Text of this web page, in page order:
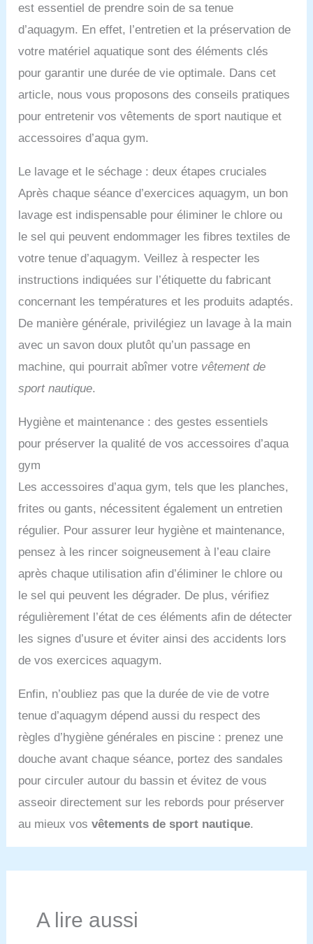
est essentiel de prendre soin de sa tenue
d’aquagym. En effet, l’entretien et la préservation de
votre matériel aquatique sont des éléments clés
pour garantir une durée de vie optimale. Dans cet
article, nous vous proposons des conseils pratiques
pour entretenir vos vêtements de sport nautique et
accessoires d’aqua gym.
Le lavage et le séchage : deux étapes cruciales
Après chaque séance d’exercices aquagym, un bon
lavage est indispensable pour éliminer le chlore ou
le sel qui peuvent endommager les fibres textiles de
votre tenue d’aquagym. Veillez à respecter les
instructions indiquées sur l’étiquette du fabricant
concernant les températures et les produits adaptés.
De manière générale, privilégiez un lavage à la main
avec un savon doux plutôt qu’un passage en
machine, qui pourrait abîmer votre vêtement de
sport nautique.
Hygiène et maintenance : des gestes essentiels
pour préserver la qualité de vos accessoires d’aqua
gym
Les accessoires d’aqua gym, tels que les planches,
frites ou gants, nécessitent également un entretien
régulier. Pour assurer leur hygiène et maintenance,
pensez à les rincer soigneusement à l’eau claire
après chaque utilisation afin d’éliminer le chlore ou
le sel qui peuvent les dégrader. De plus, vérifiez
régulièrement l’état de ces éléments afin de détecter
les signes d’usure et éviter ainsi des accidents lors
de vos exercices aquagym.
Enfin, n’oubliez pas que la durée de vie de votre
tenue d’aquagym dépend aussi du respect des
règles d’hygiène générales en piscine : prenez une
douche avant chaque séance, portez des sandales
pour circuler autour du bassin et évitez de vous
asseoir directement sur les rebords pour préserver
au mieux vosvêtements de sport nautique.
A lire aussi